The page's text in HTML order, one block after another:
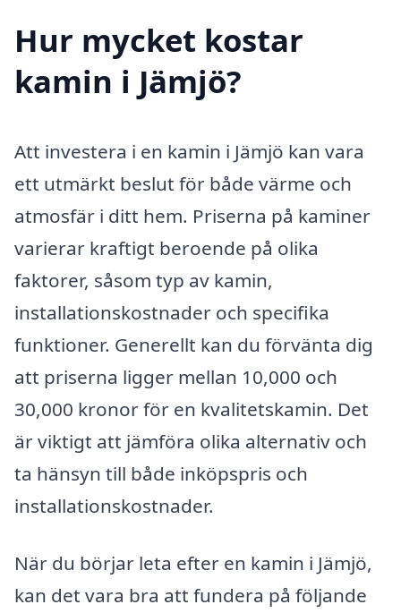
Hur mycket kostar
kamin i Jämjö?
Att investera i en kamin i Jämjö kan vara
ett utmärkt beslut för både värme och
atmosfär i ditt hem. Priserna på kaminer
varierar kraftigt beroende på olika
faktorer, såsom typ av kamin,
installationskostnader och specifika
funktioner. Generellt kan du förvänta dig
att priserna ligger mellan 10,000 och
30,000 kronor för en kvalitetskamin. Det
är viktigt att jämföra olika alternativ och
ta hänsyn till både inköpspris och
installationskostnader.
När du börjar leta efter en kamin i Jämjö,
kan det vara bra att fundera på följande